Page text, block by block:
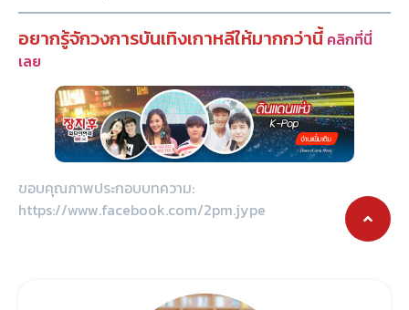
อยากรู้จักวงการบันเทิงเกาหลีให้มากกว่านี้ คลิกที่นี่
เลย
ขอบคุณภาพประกอบบทความ:
https://www.facebook.com/2pm.jype